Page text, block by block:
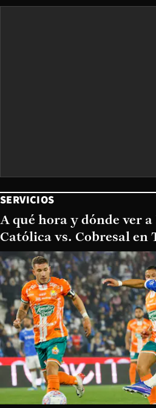
SERVICIOS
A qué hora y dónde ver
Católica vs. Cobresal en